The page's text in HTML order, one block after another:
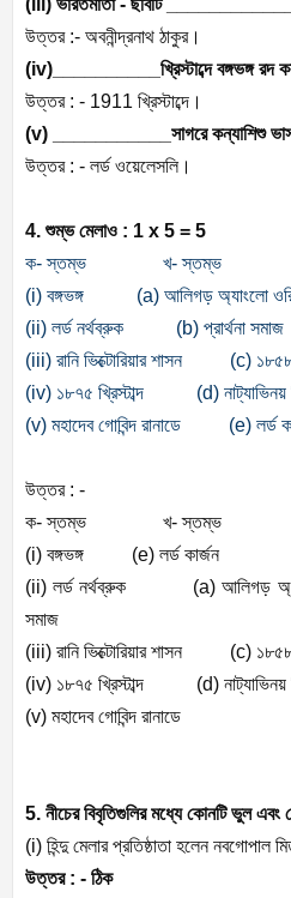
(iii) ভারতমাতা - ছবিটি
উত্তর :- অবনীন্দ্রনাথ ঠাকুর।
(iv)__________খ্রিস্টাব্দে বঙ্গভঙ্গ রদ
উত্তর : - 1911 খ্রিস্টাব্দে।
(v) ___________সাগরে কন্যাশিশু
উত্তর : - লর্ড ওয়েলেসলি।
4. শুম্ভ মেলাও : 1 x 5 = 5
ক- স্তম্ভ খ- স্তম্ভ
(i) বঙ্গভঙ্গ (a) আলিগড় অ্যাংলো
(ii) লর্ড নর্থব্রুক (b) প্রার্থনা সমাজ
(iii) রানি ভিক্টোরিয়ার শাসন (c) ১৮৫৮
(iv) ১৮৭৫ খ্রিস্টাব্দ (d) নাট্যাভিনয়
(v) মহাদেব গোবিন্দ রানাডে (e) লর্ড
উত্তর : -
ক- স্তম্ভ খ- স্তম্ভ
(i) বঙ্গভঙ্গ (e) লর্ড কার্জন
(ii) লর্ড নর্থব্রুক (a) আলিগড় অ্যাংলো
সমাজ
(iii) রানি ভিক্টোরিয়ার শাসন (c) ১৮৫৮
(iv) ১৮৭৫ খ্রিস্টাব্দ (d) নাট্যাভিনয়
(v) মহাদেব গোবিন্দ রানাডে
5. নীচের বিবৃতিগুলির মধ্যে কোনটি ভুল
(i) হিন্দু মেলার প্রতিষ্ঠাতা হলেন নবগোপাল
উত্তর : - ঠিক